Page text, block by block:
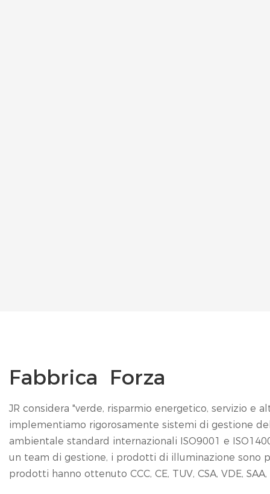
Fabbrica Forza
JR considera "verde, risparmio energetico, servizio e
implementiamo rigorosamente sistemi di gestione
ambientale standard internazionali ISO9001 e
un team di gestione, i prodotti di illuminazione sono
prodotti hanno ottenuto CCC, CE, TUV, CSA, VDE,